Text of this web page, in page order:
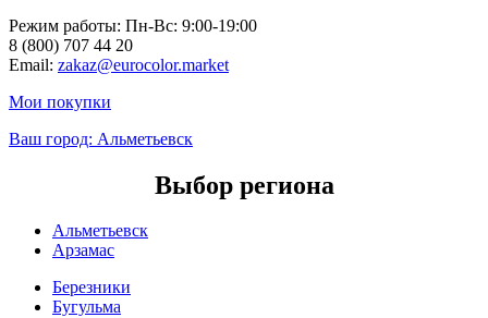
Режим работы: Пн-Вc: 9:00-19:00
8 (800) 707 44 20
Email: zakaz@eurocolor.market
Мои покупки
Ваш город: Альметьевск
Выбор региона
Альметьевск
Арзамас
Березники
Бугульма